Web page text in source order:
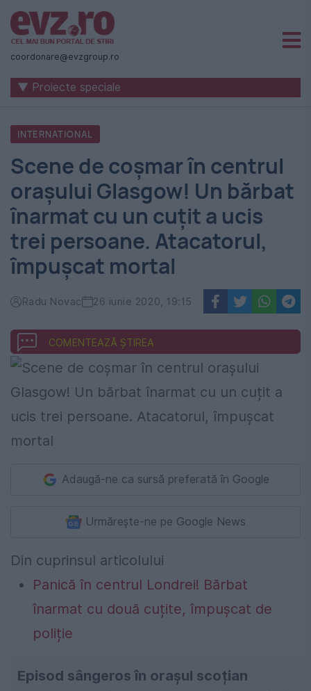
Știri
naționale
internaționale
România
-
Evenimentul
Zilei
coordonare@evzgroup.ro
▼ Proiecte speciale
INTERNATIONAL
Scene de coșmar în centrul
orașului Glasgow! Un bărbat
înarmat cu un cuțit a ucis
trei persoane. Atacatorul,
împușcat mortal
Radu Novac 26 iunie 2020, 19:15
COMENTEAZĂ ȘTIREA
Adaugă-ne ca sursă preferată în Google
Urmărește-ne pe Google News
Din cuprinsul articolului
Panică în centrul Londrei! Bărbat
înarmat cu două cuțite, împușcat de
poliție
Episod sângeros în orașul scoțian